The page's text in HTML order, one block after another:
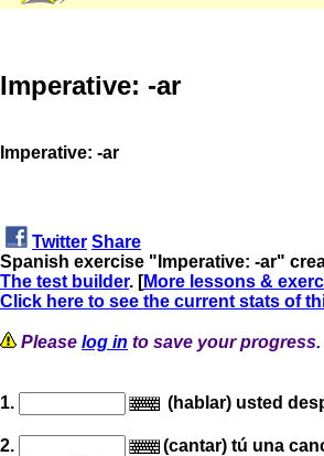
Imperative: -ar
Imperative: -ar
Twitter Share
Spanish exercise "Imperative: -ar"
The test builder. [More lessons &
Click here to see the current stats of
Please log in to save your progress.
1. (hablar) usted
2.
(cantar) tú una